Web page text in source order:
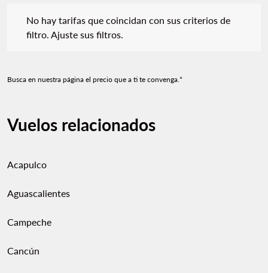
No hay tarifas que coincidan con sus criterios de
filtro. Ajuste sus filtros.
Busca en nuestra página el precio que a ti te convenga.*
Vuelos relacionados
Acapulco
Aguascalientes
Campeche
Cancún